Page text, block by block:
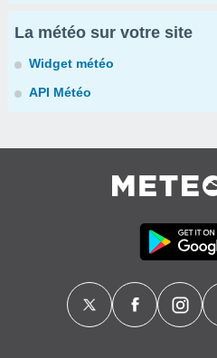
La météo sur votre site
Widget météo
API Météo